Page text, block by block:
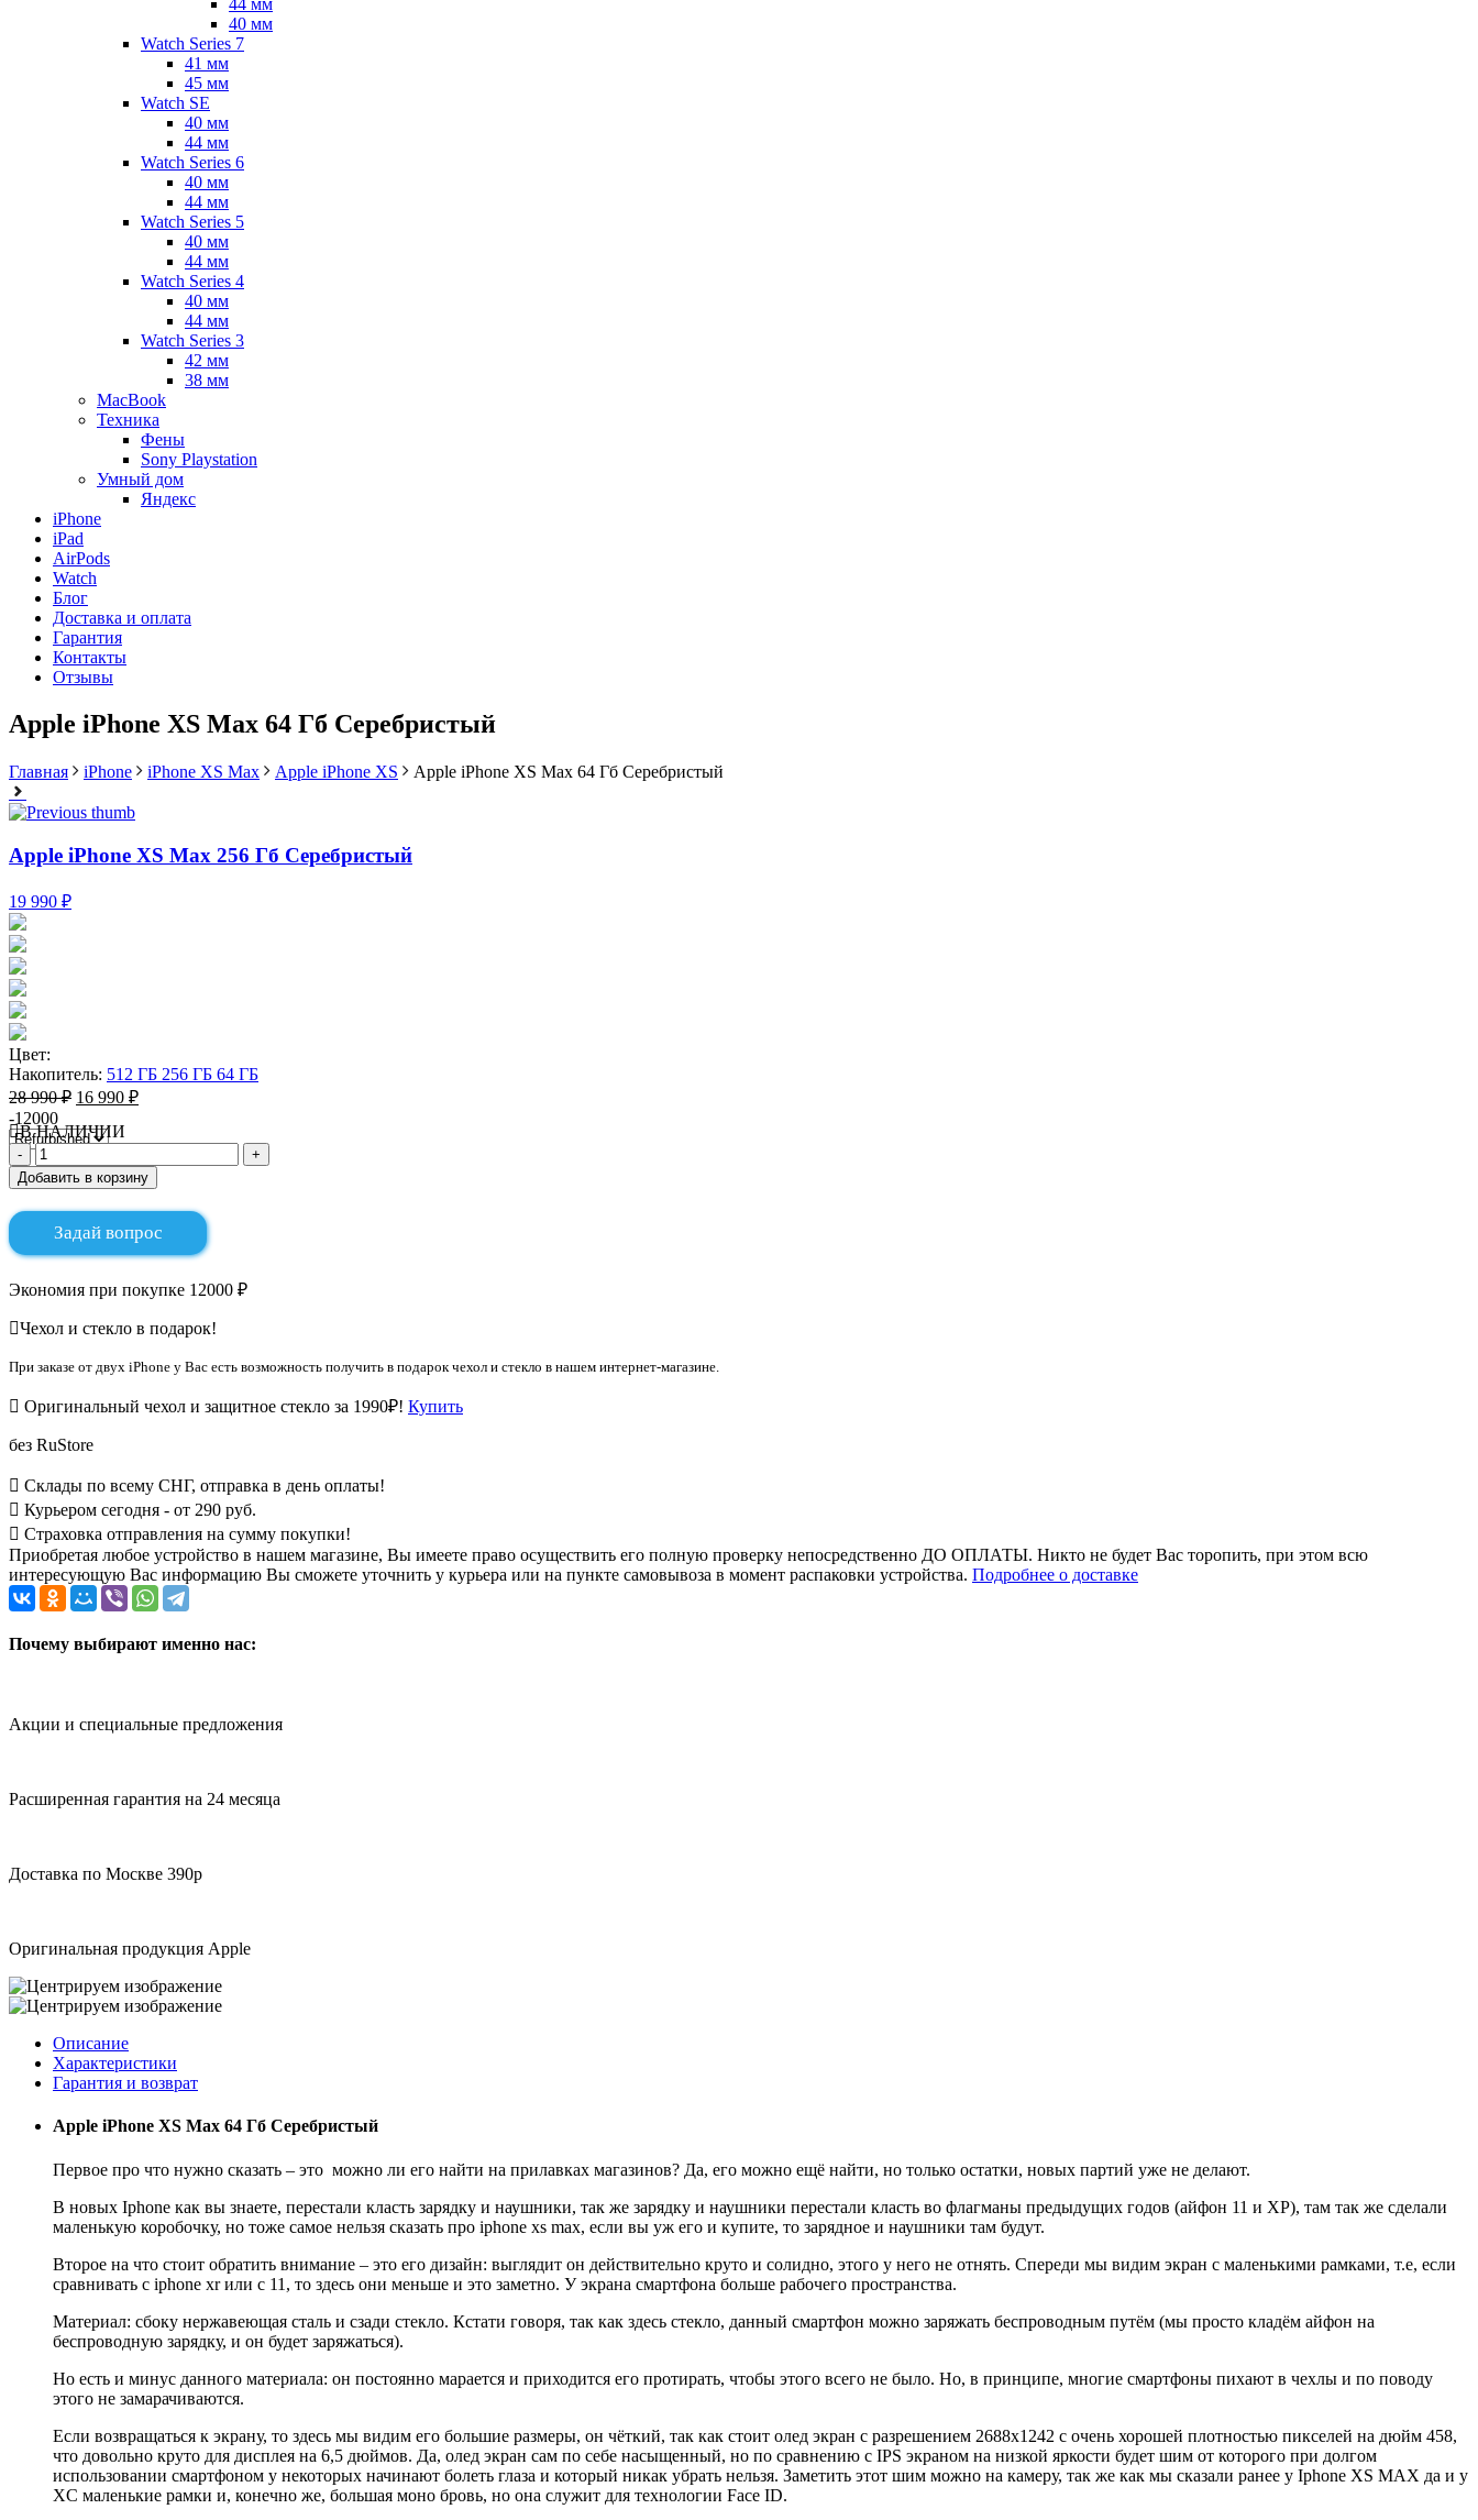
44 мм
40 мм
Watch Series 7
41 мм
45 мм
Watch SE
40 мм
44 мм
Watch Series 6
40 мм
44 мм
Watch Series 5
40 мм
44 мм
Watch Series 4
40 мм
44 мм
Watch Series 3
42 мм
38 мм
MacBook
Техника
Фены
Sony Playstation
Умный дом
Яндекс
iPhone
iPad
AirPods
Watch
Блог
Доставка и оплата
Гарантия
Контакты
Отзывы
Apple iPhone XS Max 64 Гб Серебристый
Главная iPhone iPhone XS Max Apple iPhone XS Apple iPhone XS Max 64 Гб Серебристый
Apple iPhone XS Max 256 Гб Серебристый
19 990 ₽
Цвет:
Накопитель: 512 ГБ 256 ГБ 64 ГБ
28 990 ₽ 16 990 ₽
-12000
В НАЛИЧИИ
Добавить в корзину
Задай вопрос
Экономия при покупке 12000 ₽
Чехол и стекло в подарок!
При заказе от двух iPhone у Вас есть возможность получить в подарок чехол и стекло в нашем интернет-магазине.
Оригинальный чехол и защитное стекло за 1990₽! Купить
без RuStore
Склады по всему СНГ, отправка в день оплаты!
Курьером сегодня - от 290 руб.
Страховка отправления на сумму покупки!
Приобретая любое устройство в нашем магазине, Вы имеете право осуществить его полную проверку непосредственно ДО ОПЛАТЫ. Никто не будет Вас торопить, при этом всю
интересующую Вас информацию Вы сможете уточнить у курьера или на пункте самовывоза в момент распаковки устройства. Подробнее о доставке
Почему выбирают именно нас:
Акции и специальные предложения
Расширенная гарантия на 24 месяца
Доставка по Москве 390р
Оригинальная продукция Apple
Описание
Характеристики
Гарантия и возврат
Apple iPhone XS Max 64 Гб Серебристый
Первое про что нужно сказать – это можно ли его найти на прилавках магазинов? Да, его можно ещё найти, но только остатки, новых партий уже не делают.
В новых Iphone как вы знаете, перестали класть зарядку и наушники, так же зарядку и наушники перестали класть во флагманы предыдущих годов (айфон 11 и ХР), там так же сделали
маленькую коробочку, но тоже самое нельзя сказать про iphone xs max, если вы уж его и купите, то зарядное и наушники там будут.
Второе на что стоит обратить внимание – это его дизайн: выглядит он действительно круто и солидно, этого у него не отнять. Спереди мы видим экран с маленькими рамками, т.е, если
сравнивать с iphone xr или с 11, то здесь они меньше и это заметно. У экрана смартфона больше рабочего пространства.
Материал: сбоку нержавеющая сталь и сзади стекло. Кстати говоря, так как здесь стекло, данный смартфон можно заряжать беспроводным путём (мы просто кладём айфон на
беспроводную зарядку, и он будет заряжаться).
Но есть и минус данного материала: он постоянно марается и приходится его протирать, чтобы этого всего не было. Но, в принципе, многие смартфоны пихают в чехлы и по поводу
этого не замарачиваются.
Если возвращаться к экрану, то здесь мы видим его большие размеры, он чёткий, так как стоит олед экран с разрешением 2688х1242 с очень хорошей плотностью пикселей на дюйм 458,
что довольно круто для дисплея на 6,5 дюймов. Да, олед экран сам по себе насыщенный, но по сравнению с IPS экраном на низкой яркости будет шим от которого при долгом
использовании смартфоном у некоторых начинают болеть глаза и который никак убрать нельзя. Заметить этот шим можно на камеру, так же как мы сказали ранее у Iphone XS MAX да и у
XC маленькие рамки и, конечно же, большая моно бровь, но она служит для технологии Face ID.